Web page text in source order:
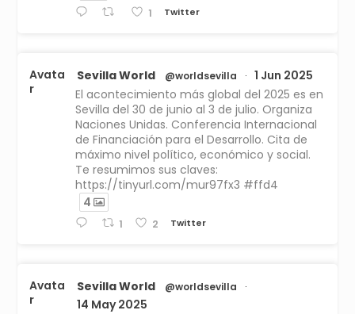
1 Twitter
Avata
r
Sevilla World @worldsevilla ·
1 Jun 2025
El acontecimiento más global del 2025 es en
Sevilla del 30 de junio al 3 de julio. Organiza
Naciones Unidas. Conferencia Internacional
de Financiación para el Desarrollo. Cita de
máximo nivel político, económico y social.
Te resumimos sus claves:
https://tinyurl.com/mur97fx3 #ffd4
4
1 2 Twitter
Avata
r
Sevilla World @worldsevilla ·
14 May 2025